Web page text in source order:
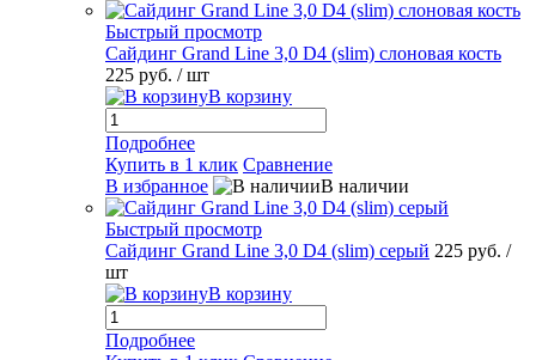
Быстрый просмотр
Сайдинг Grand Line 3,0 D4 (slim) слоновая кость
225 руб. / шт
В корзину
Подробнее
Купить в 1 клик Сравнение
В избранное
В наличии
Быстрый просмотр
Сайдинг Grand Line 3,0 D4 (slim) серый 225 руб. /
шт
В корзину
Подробнее